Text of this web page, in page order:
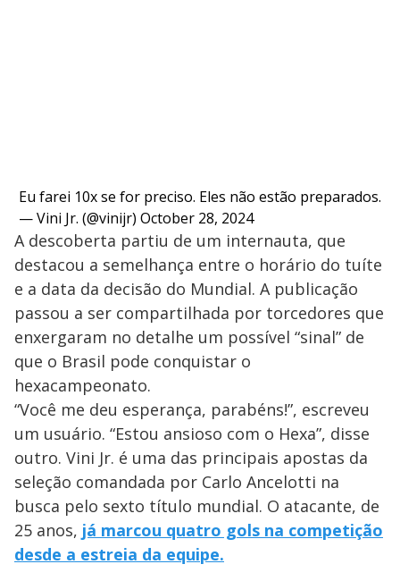
Eu farei 10x se for preciso. Eles não estão preparados.
— Vini Jr. (@vinijr) October 28, 2024
A descoberta partiu de um internauta, que
destacou a semelhança entre o horário do tuíte
e a data da decisão do Mundial. A publicação
passou a ser compartilhada por torcedores que
enxergaram no detalhe um possível “sinal” de
que o Brasil pode conquistar o
hexacampeonato.
“Você me deu esperança, parabéns!”, escreveu
um usuário. “Estou ansioso com o Hexa”, disse
outro. Vini Jr. é uma das principais apostas da
seleção comandada por Carlo Ancelotti na
busca pelo sexto título mundial. O atacante, de
25 anos, já marcou quatro gols na competição
desde a estreia da equipe.